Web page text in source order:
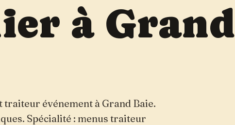
à Grand
événement à Grand Baie.
Spécialité : menus traiteur